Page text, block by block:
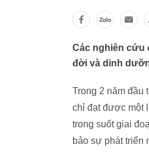
Các nghiên cứu
đời và dinh
Trong 2 năm đầu
chỉ đạt được một
trong suốt giai
bảo sự phát triển